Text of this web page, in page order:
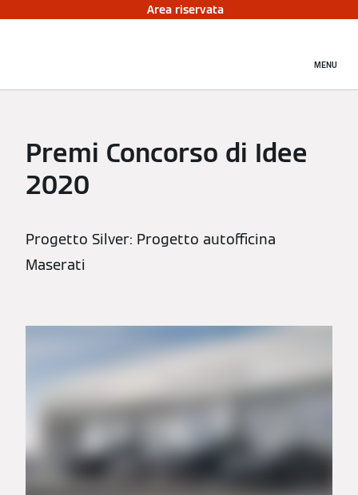
Area riservata
MENU
Premi Concorso di Idee
2020
Progetto Silver: Progetto autofficina
Maserati